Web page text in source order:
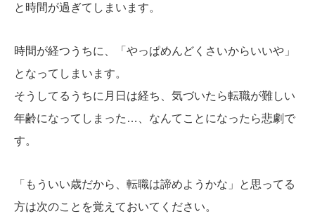
と時間が過ぎてしまいます。
時間が経つうちに、「やっぱめんどくさいからいいや」
となってしまいます。
そうしてるうちに月日は経ち、気づいたら転職が難しい
年齢になってしまった…、なんてことになったら悲劇で
す。
「もういい歳だから、転職は諦めようかな」と思ってる
方は次のことを覚えておいてください。